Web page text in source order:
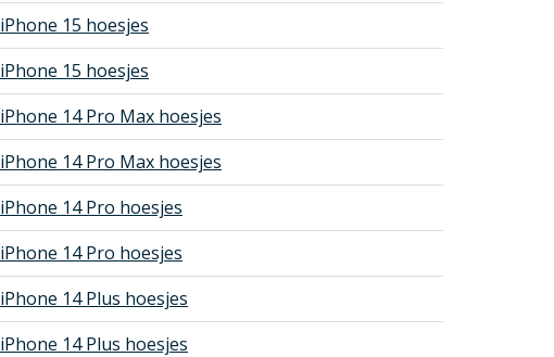
iPhone 15 hoesjes
iPhone 15 hoesjes
iPhone 14 Pro Max hoesjes
iPhone 14 Pro Max hoesjes
iPhone 14 Pro hoesjes
iPhone 14 Pro hoesjes
iPhone 14 Plus hoesjes
iPhone 14 Plus hoesjes